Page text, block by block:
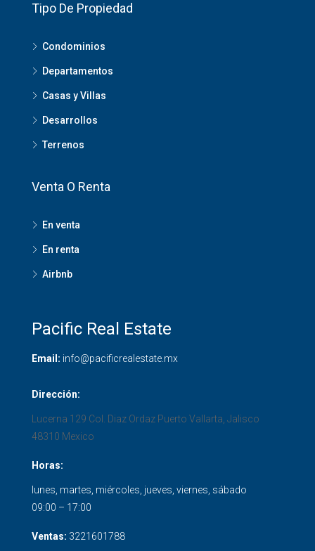
Tipo De Propiedad
Condominios
Departamentos
Casas y Villas
Desarrollos
Terrenos
Venta O Renta
En venta
En renta
Airbnb
Pacific Real Estate
Email: info@pacificrealestate.mx
Dirección:
Lucerna 129 Col. Diaz Ordaz Puerto Vallarta, Jalisco
48310 Mexico
Horas:
lunes, martes, miércoles, jueves, viernes, sábado
09:00 – 17:00
Ventas: 3221601788